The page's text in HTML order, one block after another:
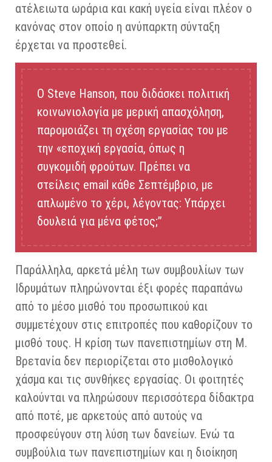
ατέλειωτα ωράρια και κακή υγεία είναι πλέον ο
κανόνας στον οποίο η ανύπαρκτη σύνταξη
έρχεται να προστεθεί.
Ο Steve Hanson, που διδάσκει πολιτική
κοινωνιολογία με μερική απασχόληση,
παρομοιάζει τη σχέση εργασίας του με
την «εποχική εργασία, όπως η
συγκομιδή φρούτων. Πρέπει να
στείλεις email κάθε Σεπτέμβριο, με
απλωμένο το χέρι, λέγοντας: Υπάρχει
δουλειά για μένα φέτος;”
Παράλληλα, αρκετά μέλη των συμβουλίων των
Ιδρυμάτων πληρώνονται έξι φορές παραπάνω
από το μέσο μισθό του προσωπικού και
συμμετέχουν στις επιτροπές που καθορίζουν το
μισθό τους. Η κρίση των πανεπιστημίων στη Μ.
Βρετανία δεν περιορίζεται στο μισθολογικό
χάσμα και τις συνθήκες εργασίας. Οι φοιτητές
καλούνται να πληρώσουν περισσότερα δίδακτρα
από ποτέ, με αρκετούς από αυτούς να
προσφεύγουν στη λύση των δανείων. Ενώ τα
συμβούλια των πανεπιστημίων και η διοίκηση